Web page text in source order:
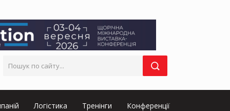
Логістика Тренінги Конференції